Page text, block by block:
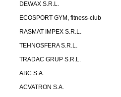
DEWAX S.R.L.
ECOSPORT GYM, fitness-club
RASMAT IMPEX S.R.L.
TEHNOSFERA S.R.L.
TRADAC GRUP S.R.L.
ABC S.A.
ACVATRON S.A.